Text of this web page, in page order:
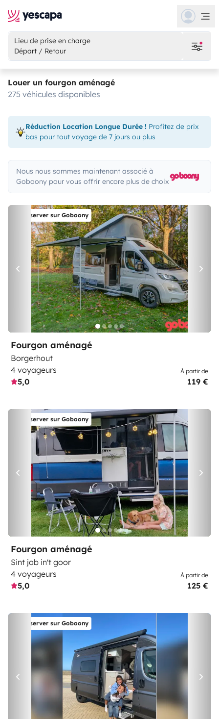
Lieu de prise en charge
Départ / Retour
Louer un fourgon aménagé
275 véhicules disponibles
Réduction Location Longue Durée ! Profitez de prix
bas pour tout voyage de 7 jours ou plus
Nous nous sommes maintenant associé à
Goboony pour vous offrir encore plus de choix
Réserver sur Goboony
Fourgon aménagé
Borgerhout
4 voyageurs
5,0
À partir de
119 €
Réserver sur Goboony
Fourgon aménagé
Sint job in't goor
4 voyageurs
5,0
À partir de
125 €
Réserver sur Goboony